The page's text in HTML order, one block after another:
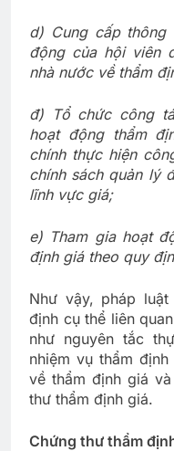
d) Cung cấp thông
động của hội viên
nhà nước về thẩm
đ) Tổ chức công
hoạt động thẩm
chính thực hiện
chính sách quản lý
lĩnh vực giá;
e) Tham gia hoạt
định giá theo quy
Như vậy, pháp
định cụ thể liên
như nguyên tắc
nhiệm vụ thẩm
về thẩm định giá
thư thẩm định giá.
Chứng thư thẩm